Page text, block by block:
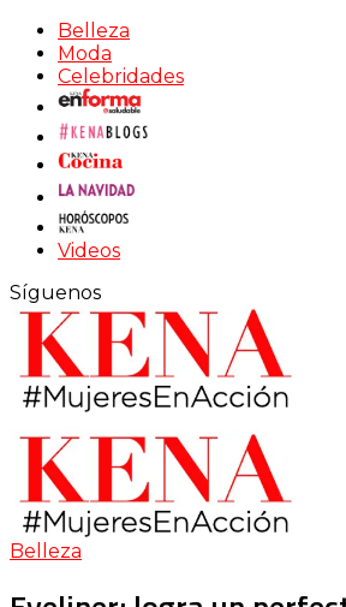
Belleza
Moda
Celebridades
Videos
Síguenos
Belleza